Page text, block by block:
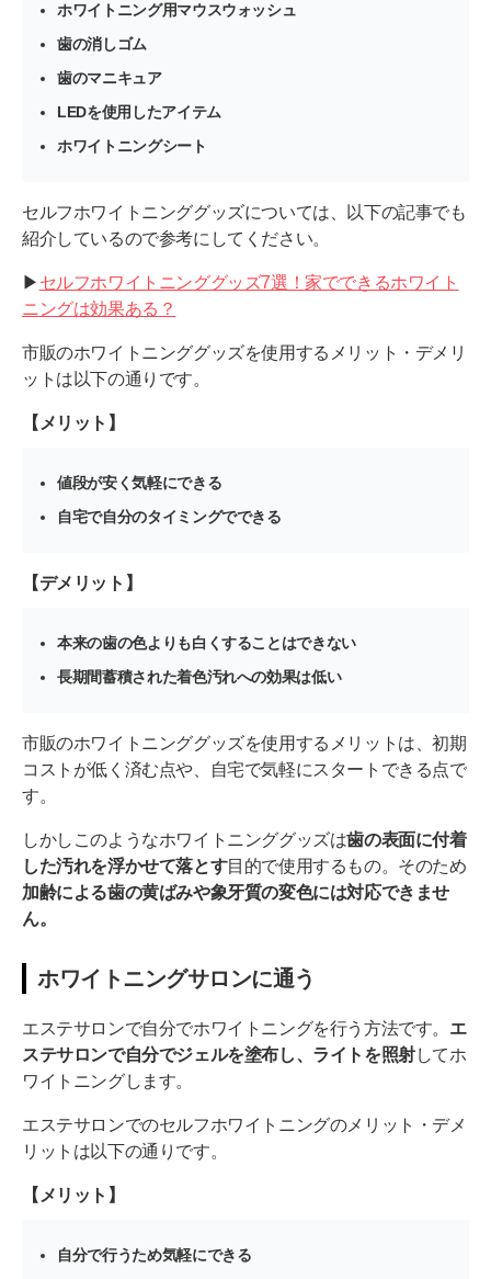
ホワイトニング用マウスウォッシュ
歯の消しゴム
歯のマニキュア
LEDを使用したアイテム
ホワイトニングシート
セルフホワイトニンググッズについては、以下の記事でも
紹介しているので参考にしてください。
▶︎ セルフホワイトニンググッズ7選！家でできるホワイト
ニングは効果ある？
市販のホワイトニンググッズを使用するメリット・デメリ
ットは以下の通りです。
【メリット】
値段が安く気軽にできる
自宅で自分のタイミングでできる
【デメリット】
本来の歯の色よりも白くすることはできない
長期間蓄積された着色汚れへの効果は低い
市販のホワイトニンググッズを使用するメリットは、初期
コストが低く済む点や、自宅で気軽にスタートできる点で
す。
しかしこのようなホワイトニンググッズは歯の表面に付着
した汚れを浮かせて落とす目的で使用するもの。そのため
加齢による歯の黄ばみや象牙質の変色には対応できませ
ん。
ホワイトニングサロンに通う
エステサロンで自分でホワイトニングを行う方法です。 エ
ステサロンで自分でジェルを塗布し、ライトを照射してホ
ワイトニングします。
エステサロンでのセルフホワイトニングのメリット・デメ
リットは以下の通りです。
【メリット】
自分で行うため気軽にできる